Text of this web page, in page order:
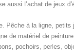
aussi l’achat de jeux
Pêche à la ligne,
de matériel de
pochoirs, perles,